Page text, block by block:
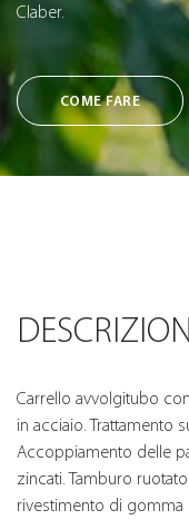
Claber.
COME FARE
Carrello avvolgitubo
in acciaio. Trattamento
Accoppiamento delle
zincati. Tamburo
rivestimento di gomma